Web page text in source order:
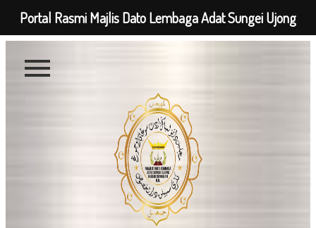
Portal Rasmi Majlis Dato Lembaga Adat Sungei Ujong